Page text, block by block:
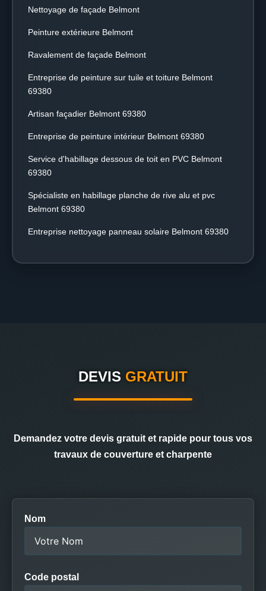
Nettoyage de façade Belmont
Peinture extérieure Belmont
Ravalement de façade Belmont
Entreprise de peinture sur tuile et toiture Belmont
69380
Artisan façadier Belmont 69380
Entreprise de peinture intérieur Belmont 69380
Service d'habillage dessous de toit en PVC Belmont
69380
Spécialiste en habillage planche de rive alu et pvc
Belmont 69380
Entreprise nettoyage panneau solaire Belmont 69380
DEVIS GRATUIT
Demandez votre devis gratuit et rapide pour tous vos
travaux de couverture et charpente
Nom
Code postal